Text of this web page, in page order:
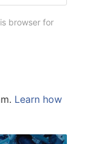
browser for
Learn how